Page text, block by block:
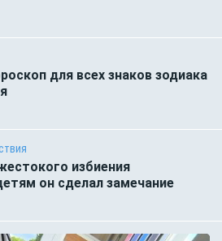
для всех знаков зодиака
избиения
он сделал замечание